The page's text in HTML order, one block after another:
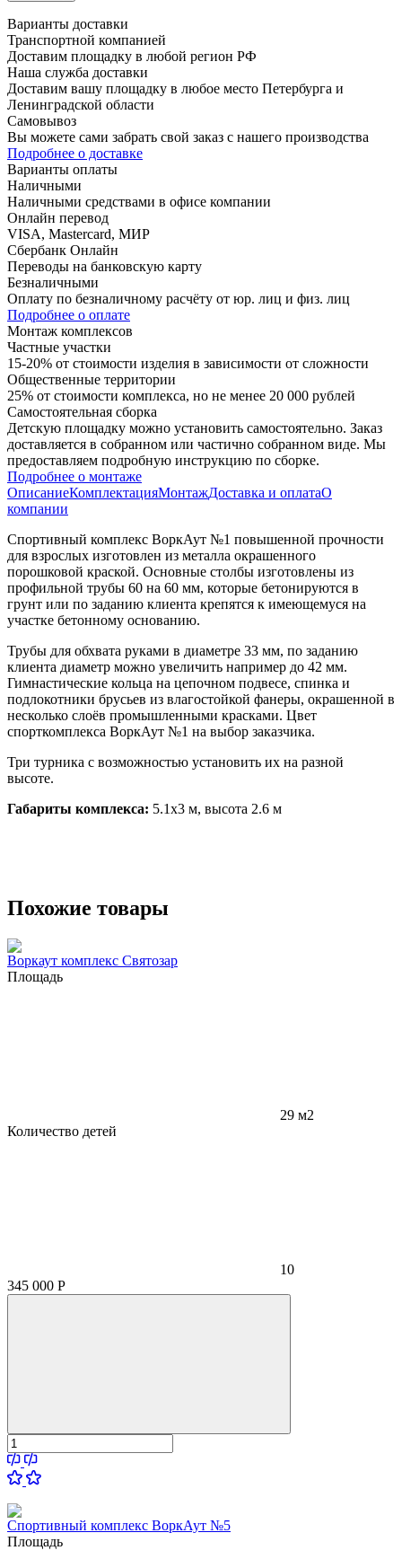
Варианты доставки
Транспортной компанией
Доставим площадку в любой регион РФ
Наша служба доставки
Доставим вашу площадку в любое место Петербурга и
Ленинградской области
Самовывоз
Вы можете сами забрать свой заказ с нашего производства
Подробнее о доставке
Варианты оплаты
Наличными
Наличными средствами в офисе компании
Онлайн перевод
VISA, Mastercard, МИР
Сбербанк Онлайн
Переводы на банковскую карту
Безналичными
Оплату по безналичному расчёту от юр. лиц и физ. лиц
Подробнее о оплате
Монтаж комплексов
Частные участки
15-20% от стоимости изделия в зависимости от сложности
Общественные территории
25% от стоимости комплекса, но не менее 20 000 рублей
Самостоятельная сборка
Детскую площадку можно установить самостоятельно. Заказ
доставляется в собранном или частично собранном виде. Мы
предоставляем подробную инструкцию по сборке.
Подробнее о монтаже
ОписаниеКомплектацияМонтажДоставка и оплатаО
компании
Спортивный комплекс ВоркАут №1 повышенной прочности
для взрослых изготовлен из металла окрашенного
порошковой краской. Основные столбы изготовлены из
профильной трубы 60 на 60 мм, которые бетонируются в
грунт или по заданию клиента крепятся к имеющемуся на
участке бетонному основанию.
Трубы для обхвата руками в диаметре 33 мм, по заданию
клиента диаметр можно увеличить например до 42 мм.
Гимнастические кольца на цепочном подвесе, спинка и
подлокотники брусьев из влагостойкой фанеры, окрашенной в
несколько слоёв промышленными красками. Цвет
спорткомплекса ВоркАут №1 на выбор заказчика.
Три турника с возможностью установить их на разной
высоте.
Габариты комплекса: 5.1х3 м, высота 2.6 м
Похожие товары
Воркаут комплекс Святозар
Площадь
29 м2
Количество детей
10
345 000 Р
Спортивный комплекс ВоркАут №5
Площадь